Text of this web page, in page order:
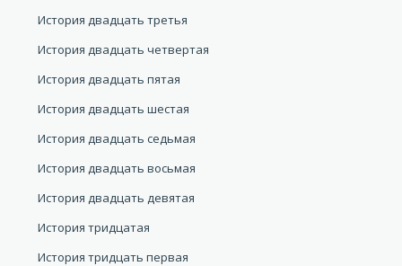
История двадцать третья
История двадцать четвертая
История двадцать пятая
История двадцать шестая
История двадцать седьмая
История двадцать восьмая
История двадцать девятая
История тридцатая
История тридцать первая